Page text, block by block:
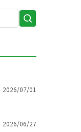
検
2026/07/01
2026/06/27